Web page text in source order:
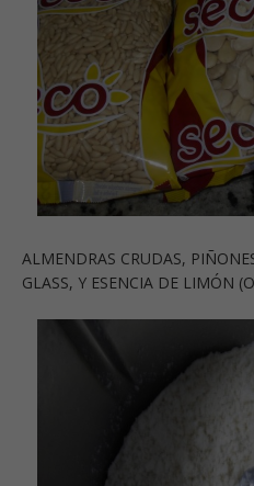
ALMENDRAS CRUDAS,
GLASS, Y ESENCIA DE LIMÓN